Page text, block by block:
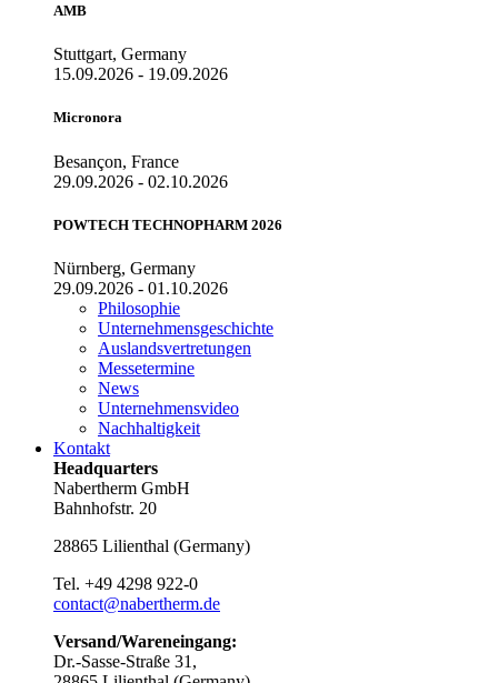
AMB
Stuttgart, Germany
15.09.2026 - 19.09.2026
Micronora
Besançon, France
29.09.2026 - 02.10.2026
POWTECH TECHNOPHARM 2026
Nürnberg, Germany
29.09.2026 - 01.10.2026
Philosophie
Unternehmensgeschichte
Auslandsvertretungen
Messetermine
News
Unternehmensvideo
Nachhaltigkeit
Kontakt
Headquarters
Nabertherm GmbH
Bahnhofstr. 20
28865 Lilienthal (Germany)
Tel. +49 4298 922-0
contact@nabertherm.de
Versand/Wareneingang:
Dr.-Sasse-Straße 31,